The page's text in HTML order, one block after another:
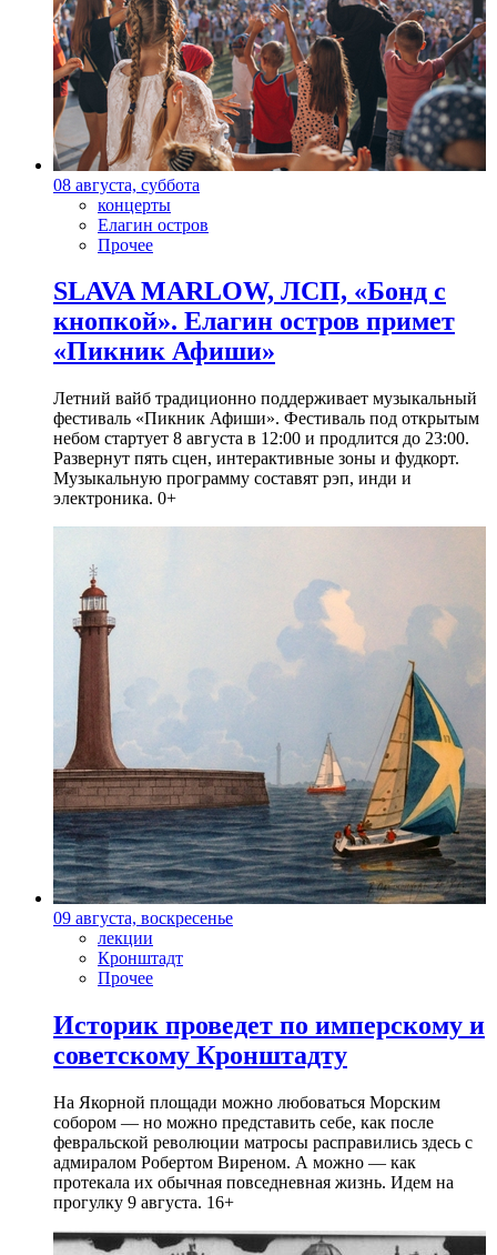
08 августа, суббота
концерты
Елагин остров
Прочее
SLAVA MARLOW, ЛСП, «Бонд с
кнопкой». Елагин остров примет
«Пикник Афиши»
Летний вайб традиционно поддерживает музыкальный
фестиваль «Пикник Афиши». Фестиваль под открытым
небом стартует 8 августа в 12:00 и продлится до 23:00.
Развернут пять сцен, интерактивные зоны и фудкорт.
Музыкальную программу составят рэп, инди и
электроника. 0+
09 августа, воскресенье
лекции
Кронштадт
Прочее
Историк проведет по имперскому и
советскому Кронштадту
На Якорной площади можно любоваться Морским
собором — но можно представить себе, как после
февральской революции матросы расправились здесь с
адмиралом Робертом Виреном. А можно — как
протекала их обычная повседневная жизнь. Идем на
прогулку 9 августа. 16+